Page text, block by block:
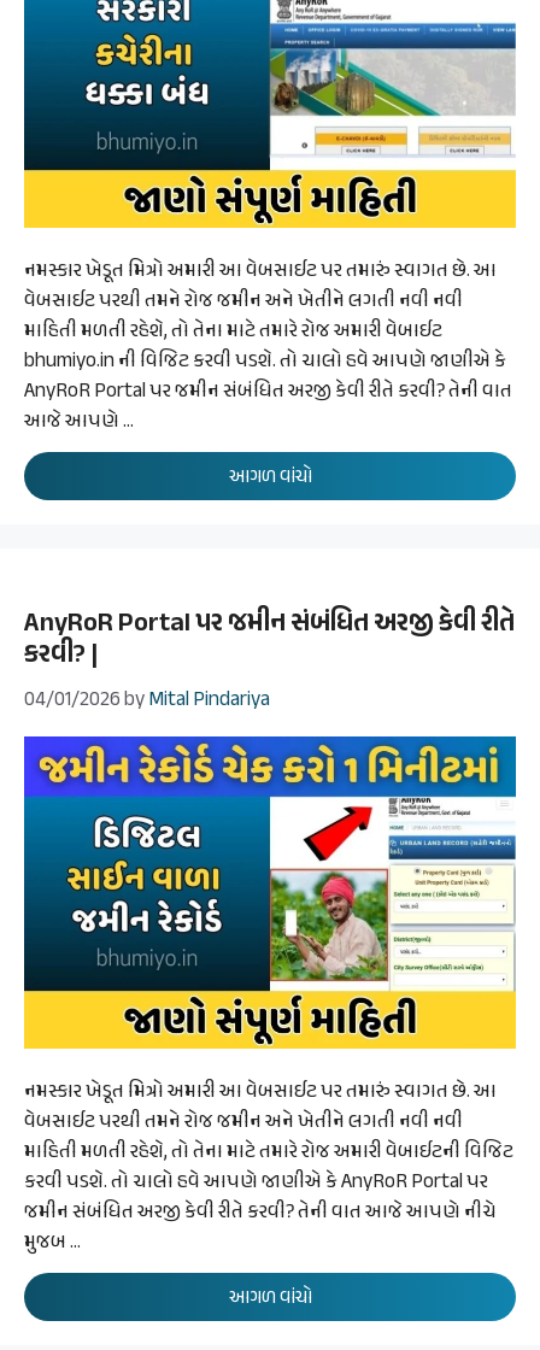
નમસ્કાર ખેડૂત મિત્રો અમારી આ વેબસાઈટ પર તમારું સ્વાગત છે. આ
વેબસાઈટ પરથી તમને રોજ જમીન અને ખેતીને લગતી નવી નવી
માહિતી મળતી રહેશે, તો તેના માટે તમારે રોજ અમારી વેબાઈટ
bhumiyo.in ની વિજિટ કરવી પડશે. તો ચાલો હવે આપણે જાણીએ કે
AnyRoR Portal પર જમીન સંબંધિત અરજી કેવી રીતે કરવી? તેની વાત
આજે આપણે …
આગળ વાંચો
AnyRoR Portal પર જમીન સંબંધિત અરજી કેવી રીતે
કરવી? |
04/01/2026byMital Pindariya
નમસ્કાર ખેડૂત મિત્રો અમારી આ વેબસાઈટ પર તમારું સ્વાગત છે. આ
વેબસાઈટ પરથી તમને રોજ જમીન અને ખેતીને લગતી નવી નવી
માહિતી મળતી રહેશે, તો તેના માટે તમારે રોજ અમારી વેબાઈટની વિજિટ
કરવી પડશે. તો ચાલો હવે આપણે જાણીએ કે AnyRoR Portal પર
જમીન સંબંધિત અરજી કેવી રીતે કરવી? તેની વાત આજે આપણે નીચે
મુજબ …
આગળ વાંચો